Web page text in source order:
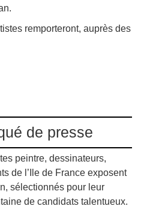
remporteront, auprès des
de presse
peintre, dessinateurs,
de l’Ile de France exposent
sélectionnés pour leur
de candidats talentueux.